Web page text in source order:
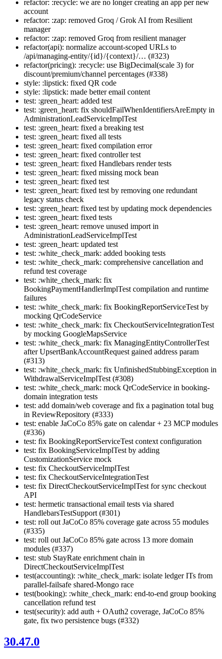
refactor: :recycle: we are no longer creating an app per new
account
refactor: :zap: removed Groq / Grok AI from Resilient
manager
refactor: :zap: removed Groq from resilient manager
refactor(api): normalize account-scoped URLs to
/api/managing-entity/{id}/{context}/… (#323)
refactor(pricing): :recycle: use BigDecimal(scale 3) for
discount/premium/channel percentages (#338)
style: :lipstick: fixed QR code
style: :lipstick: made better email content
test: :green_heart: added test
test: :green_heart: fix shouldFailWhenIdentifiersAreEmpty in
AdministrationLeadServiceImplTest
test: :green_heart: fixed a breaking test
test: :green_heart: fixed all tests
test: :green_heart: fixed compilation error
test: :green_heart: fixed controller test
test: :green_heart: fixed Handlebars render tests
test: :green_heart: fixed missing mock bean
test: :green_heart: fixed test
test: :green_heart: fixed test by removing one redundant
legacy status check
test: :green_heart: fixed test by updating mock dependencies
test: :green_heart: fixed tests
test: :green_heart: remove unused import in
AdministrationLeadServiceImplTest
test: :green_heart: updated test
test: :white_check_mark: added booking tests
test: :white_check_mark: comprehensive cancellation and
refund test coverage
test: :white_check_mark: fix
BookingPaymentHandlerImplTest compilation and runtime
failures
test: :white_check_mark: fix BookingReportServiceTest by
mocking QrCodeService
test: :white_check_mark: fix CheckoutServiceIntegrationTest
by mocking GoogleMapsService
test: :white_check_mark: fix ManagingEntityControllerTest
after UpsertBankAccountRequest gained address param
(#313)
test: :white_check_mark: fix UnfinishedStubbingException in
WithdrawalServiceImplTest (#308)
test: :white_check_mark: mock QrCodeService in booking-
domain integration tests
test: add domain/web coverage and fix a pagination total bug
in ReviewRepository (#333)
test: enable JaCoCo 85% gate on calendar + 23 MCP modules
(#336)
test: fix BookingReportServiceTest context configuration
test: fix BookingServiceImplTest by adding
CustomizationService mock
test: fix CheckoutServiceImplTest
test: fix CheckoutServiceIntegrationTest
test: fix DirectCheckoutServiceImplTest for sync checkout
API
test: hermetic transactional email tests via shared
HandlebarsTestSupport (#301)
test: roll out JaCoCo 85% coverage gate across 55 modules
(#335)
test: roll out JaCoCo 85% gate across 13 more domain
modules (#337)
test: stub StayRate enrichment chain in
DirectCheckoutServiceImplTest
test(accounting): :white_check_mark: isolate ledger ITs from
parallel-failsafe shared-Mongo race
test(booking): :white_check_mark: end-to-end group booking
cancellation refund test
test(security): add auth + OAuth2 coverage, JaCoCo 85%
gate, fix two persistence bugs (#332)
30.47.0